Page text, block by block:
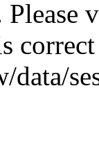
correct
data/